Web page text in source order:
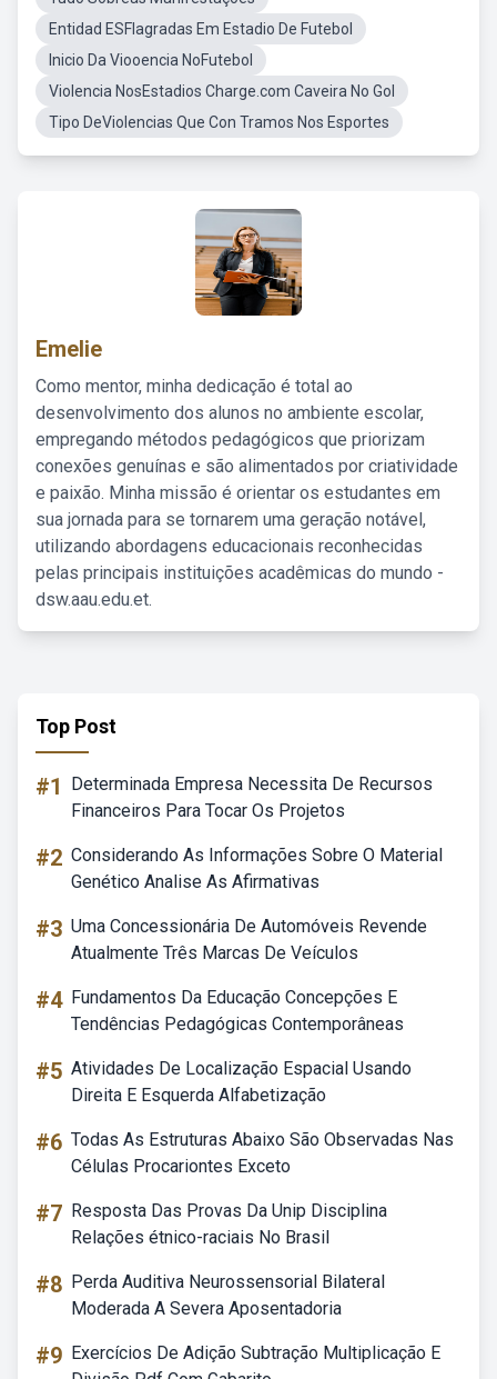
Entidad ESFlagradas Em Estadio De Futebol
Inicio Da Viooencia NoFutebol
Violencia NosEstadios Charge.com Caveira No Gol
Tipo DeViolencias Que Con Tramos Nos Esportes
Emelie
Como mentor, minha dedicação é total ao
desenvolvimento dos alunos no ambiente escolar,
empregando métodos pedagógicos que priorizam
conexões genuínas e são alimentados por criatividade
e paixão. Minha missão é orientar os estudantes em
sua jornada para se tornarem uma geração notável,
utilizando abordagens educacionais reconhecidas
pelas principais instituições acadêmicas do mundo -
dsw.aau.edu.et.
Top Post
#1
Determinada Empresa Necessita De Recursos
Financeiros Para Tocar Os Projetos
#2 Considerando As Informações Sobre O Material
Genético Analise As Afirmativas
#3 Uma Concessionária De Automóveis Revende
Atualmente Três Marcas De Veículos
#4 Fundamentos Da Educação Concepções E
Tendências Pedagógicas Contemporâneas
#5 Atividades De Localização Espacial Usando
Direita E Esquerda Alfabetização
#6 Todas As Estruturas Abaixo São Observadas Nas
Células Procariontes Exceto
#7 Resposta Das Provas Da Unip Disciplina
Relações étnico-raciais No Brasil
#8 Perda Auditiva Neurossensorial Bilateral
Moderada A Severa Aposentadoria
#9 Exercícios De Adição Subtração Multiplicação E